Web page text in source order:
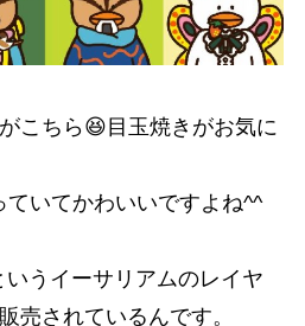
こちら😆目玉焼きがお気に
ていてかわいいですよね^^
うイーサリアムのレイヤ
売されているんです。